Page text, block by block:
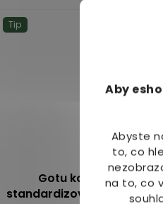
Aby
Abyste
to, co
na to, co
Tip
Gotu kola - pupečník
standardizovaný extrakt